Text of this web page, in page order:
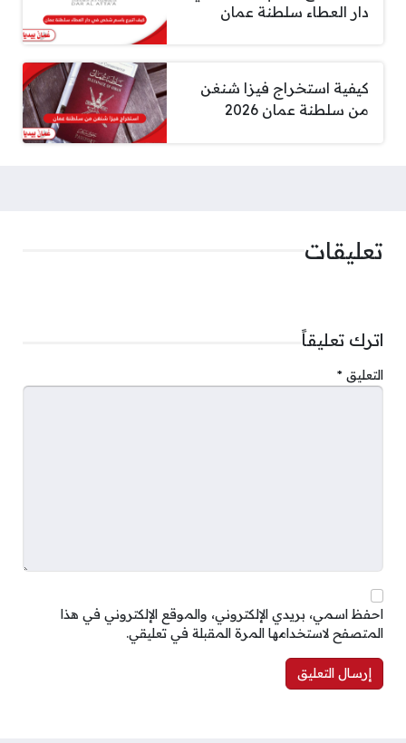
دار العطاء سلطنة عمان
كيفية استخراج فيزا شنغن
من سلطنة عمان 2026
تعليقات
اترك تعليقاً
التعليق *
احفظ اسمي، بريدي الإلكتروني، والموقع الإلكتروني في هذا
المتصفح لاستخدامها المرة المقبلة في تعليقي.